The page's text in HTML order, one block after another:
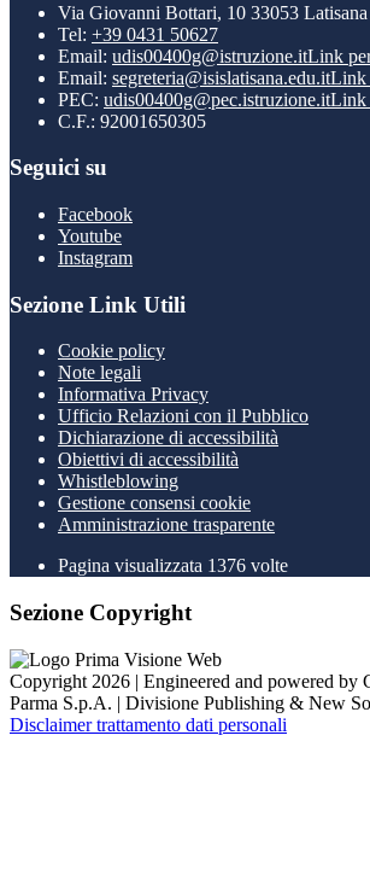
Via Giovanni Bottari, 10 33053
Tel: +39 0431 50627
Email: udis00400g@istruzione.itLink
Email: segreteria@isislatisana.edu.itLink
PEC: udis00400g@pec.istruzione.itLink
C.F.: 92001650305
Seguici su
Facebook
Youtube
Instagram
Sezione Link Utili
Cookie policy
Note legali
Informativa Privacy
Ufficio Relazioni con il Pubblico
Dichiarazione di accessibilità
Obiettivi di accessibilità
Whistleblowing
Gestione consensi cookie
Amministrazione trasparente
Pagina visualizzata 1376 volte
Sezione Copyright
Copyright 2026 | Engineered and powered by
Parma S.p.A. | Divisione Publishing & New
Disclaimer trattamento dati personali